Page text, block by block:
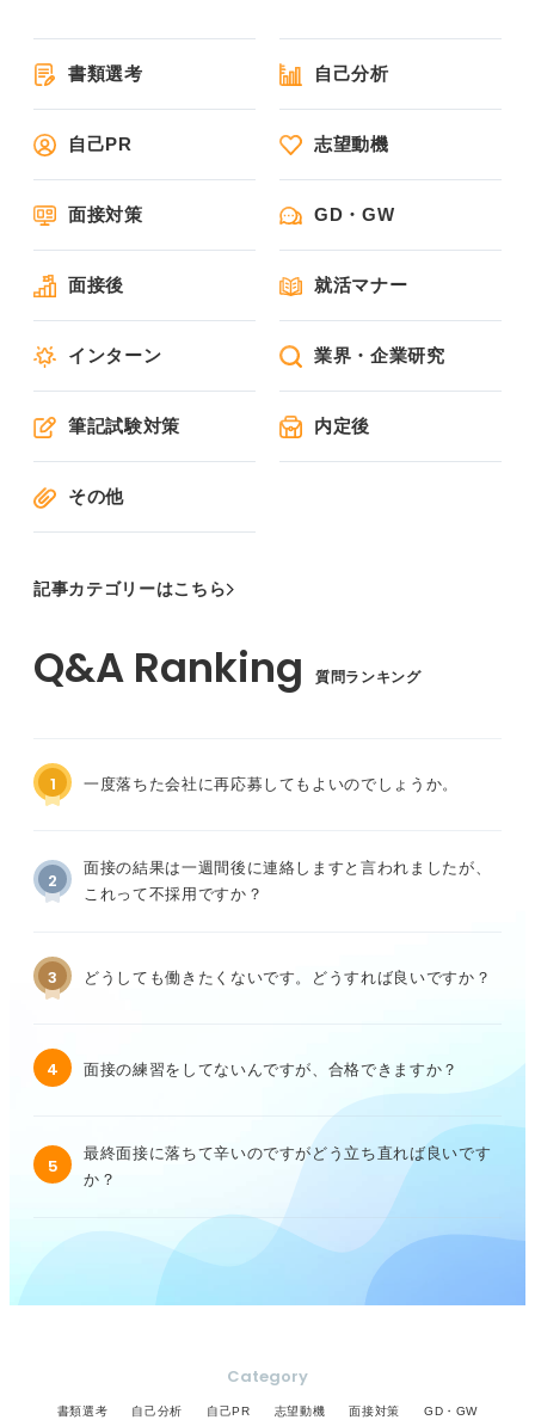
書類選考 自己分析
自己PR 志望動機
面接対策 GD・GW
面接後 就活マナー
インターン 業界・企業研究
筆記試験対策 内定後
その他
記事カテゴリーはこちら
質問ランキング
1 一度落ちた会社に再応募してもよいのでしょうか。
2
面接の結果は一週間後に連絡しますと言われましたが、
これって不採用ですか？
3 どうしても働きたくないです。どうすれば良いですか？
4 面接の練習をしてないんですが、合格できますか？
5
最終面接に落ちて辛いのですがどう立ち直れば良いです
か？
Category
書類選考 自己分析 自己PR 志望動機 面接対策 GD・GW